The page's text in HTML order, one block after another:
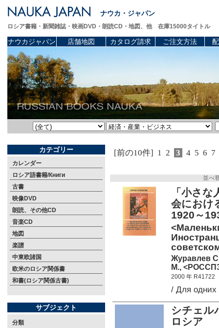
ナウカ・ジャパン
ロシア書籍・新聞雑誌・映画DVD・朗読CD・地図、他 在庫15000タイトル
ナウカジャパン 店舗地図 カタログ請求 ご注文方法
カテゴリー
カレンダー
ロシア語書籍/Книги
古書
映像DVD
朗読、その他CD
音楽CD
地図
楽譜
中東欧諸国
欧米のロシア関係書
和書(ロシア関係古書)
サブジェクト
分類
[前の10件] 1 2 3 4 5 6 7
並べ
「小さ
会におけ
1920～
Журавлев
М.,
2000 年 R41722
/ Для одних
シチェル
ロシア